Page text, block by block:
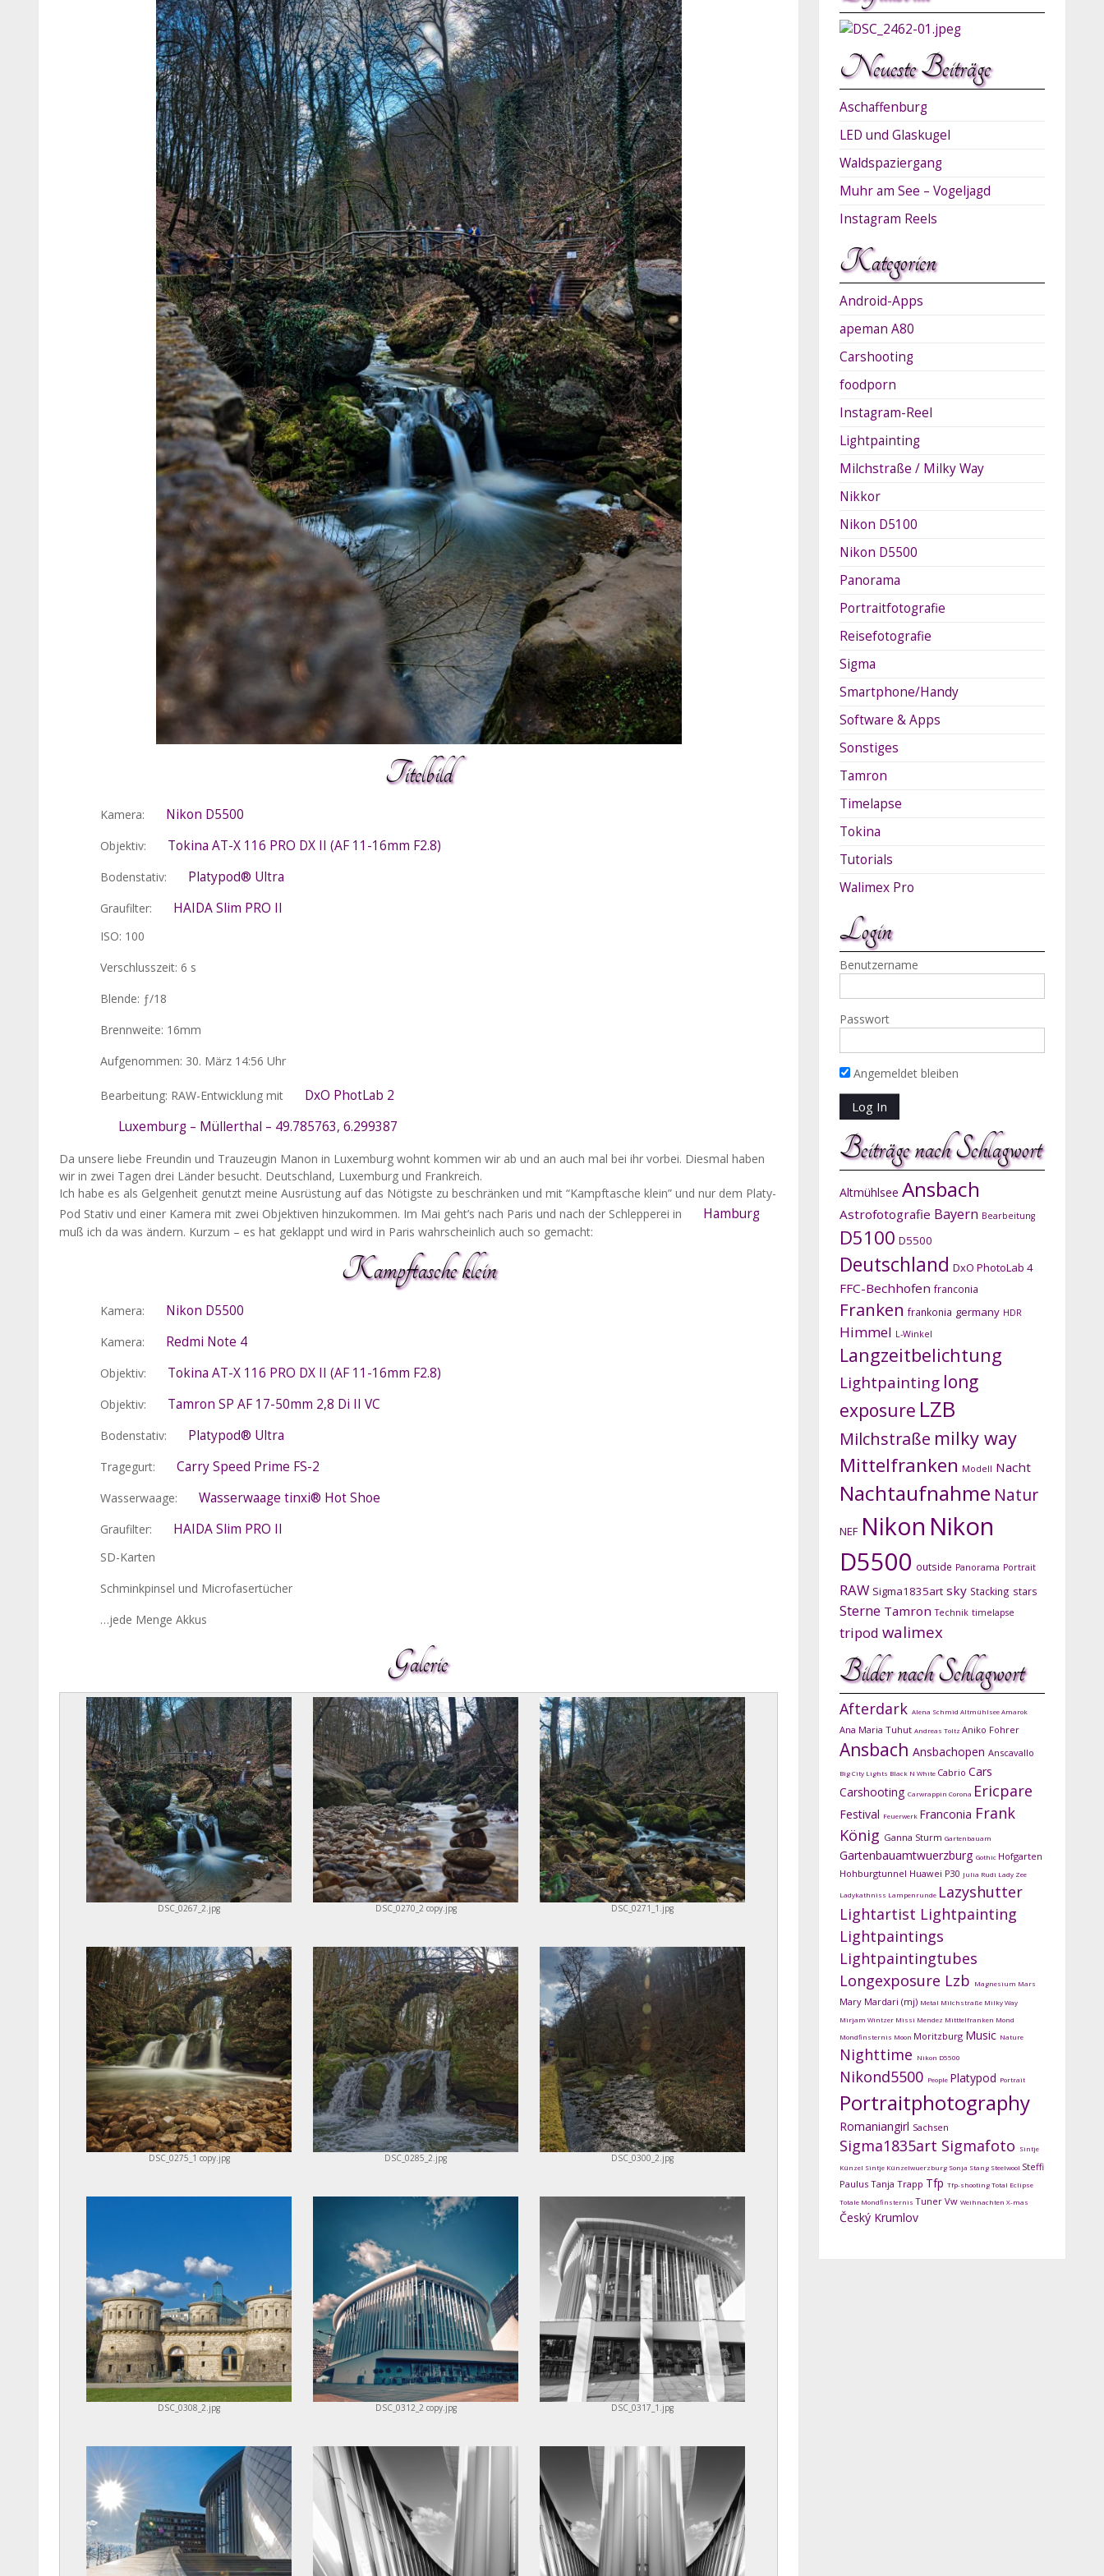
Titelbild
Kamera: Nikon D5500
Objektiv: Tokina AT-X 116 PRO DX II (AF 11-16mm F2.8)
Bodenstativ: Platypod® Ultra
Graufilter: HAIDA Slim PRO II
ISO: 100
Verschlusszeit: 6 s
Blende: ƒ/18
Brennweite: 16mm
Aufgenommen: 30. März 14:56 Uhr
Bearbeitung: RAW-Entwicklung mit
DxO PhotLab 2
Luxemburg – Müllerthal – 49.785763, 6.299387
Da unsere liebe Freundin und Trauzeugin Manon in Luxemburg wohnt kommen wir ab und an auch mal bei ihr vorbei. Diesmal haben
wir in zwei Tagen drei Länder besucht. Deutschland, Luxemburg und Frankreich.
Ich habe es als Gelgenheit genutzt meine Ausrüstung auf das Nötigste zu beschränken und mit “Kampftasche klein” und nur dem Platy-
Pod Stativ und einer Kamera mit zwei Objektiven hinzukommen. Im Mai geht’s nach Paris und nach der Schlepperei in
Hamburg
muß ich da was ändern. Kurzum – es hat geklappt und wird in Paris wahrscheinlich auch so gemacht:
Kampftasche klein
Kamera: Nikon D5500
Kamera: Redmi Note 4
Objektiv: Tokina AT-X 116 PRO DX II (AF 11-16mm F2.8)
Objektiv: Tamron SP AF 17-50mm 2,8 Di II VC
Bodenstativ: Platypod® Ultra
Tragegurt: Carry Speed Prime FS-2
Wasserwaage: Wasserwaage tinxi® Hot Shoe
Graufilter: HAIDA Slim PRO II
SD-Karten
Schminkpinsel und Microfasertücher
…jede Menge Akkus
Galerie
DSC_0267_2.jpg DSC_0270_2 copy.jpg DSC_0271_1.jpg
DSC_0275_1 copy.jpg DSC_0285_2.jpg DSC_0300_2.jpg
DSC_0308_2.jpg DSC_0312_2 copy.jpg DSC_0317_1.jpg
Neueste Beiträge
Aschaffenburg
LED und Glaskugel
Waldspaziergang
Muhr am See – Vogeljagd
Instagram Reels
Kategorien
Android-Apps
apeman A80
Carshooting
foodporn
Instagram-Reel
Lightpainting
Milchstraße / Milky Way
Nikkor
Nikon D5100
Nikon D5500
Panorama
Portraitfotografie
Reisefotografie
Sigma
Smartphone/Handy
Software & Apps
Sonstiges
Tamron
Timelapse
Tokina
Tutorials
Walimex Pro
Login
Benutzername
Passwort
Angemeldet bleiben
Beiträge nach Schlagwort
Altmühlsee Ansbach
Astrofotografie Bayern Bearbeitung
D5100 D5500
Deutschland DxO PhotoLab 4
FFC-Bechhofen franconia
Franken frankonia germany HDR
Himmel L-Winkel
Langzeitbelichtung
Lightpainting long
exposure LZB
Milchstraße milky way
Mittelfranken Modell Nacht
Nachtaufnahme Natur
NEF Nikon Nikon
D5500 outside Panorama Portrait
RAW Sigma1835art sky Stacking stars
Sterne Tamron Technik timelapse
tripod walimex
Bilder nach Schlagwort
Afterdark Alena Schmid AltmühlseeAmarok
Ana Maria Tuhut Andreas Toltz Aniko Fohrer
Ansbach Ansbachopen Anscavallo
Big City Lights Black N White Cabrio Cars
Carshooting Carwrappin Corona Ericpare
Festival Feuerwerk Franconia Frank
König Ganna Sturm Gartenbauam
Gartenbauamtwuerzburg Gothic Hofgarten
Hohburgtunnel Huawei P30 Julia Rudi Lady Zee
Ladykathniss Lampenrunde Lazyshutter
Lightartist Lightpainting
Lightpaintings
Lightpaintingtubes
Longexposure Lzb Magnesium Mars
Mary Mardari (mj) Metal Milchstraße Milky Way
Mirjam Wintzer Missi Mendez Mitttelfranken Mond
Mondfinsternis Moon Moritzburg Music Nature
Nighttime Nikon D5500
Nikond5500 People Platypod Portrait
Portraitphotography
Romaniangirl Sachsen
Sigma1835art Sigmafoto Sintje
Künzel Sintje Künzelwuerzburg Sonja Stang Steelwool Steffi
Paulus Tanja Trapp Tfp Tfp-shootingTotal Eclipse
Totale Mondfinsternis Tuner Vw Weihnachten X-mas
Český Krumlov